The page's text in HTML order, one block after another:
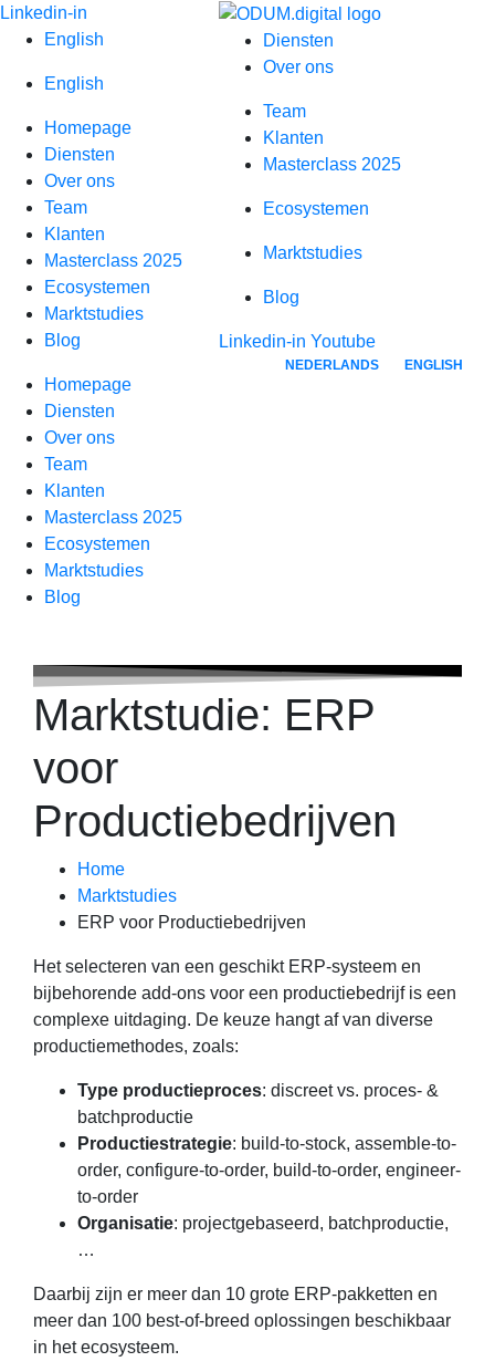
Spring
naar
Diensten
Over ons
Team
Klanten
Masterclass 2025
Ecosystemen
Marktstudies
Blog
Linkedin-in Youtube
NEDERLANDS ENGLISH
Linkedin-in
English
English
Homepage
Diensten
Over ons
Team
Klanten
Masterclass 2025
Ecosystemen
Marktstudies
Blog
Homepage
Diensten
Over ons
Team
Klanten
Masterclass 2025
Ecosystemen
Marktstudies
Blog
Marktstudie: ERP
voor
Productiebedrijven
Home
Marktstudies
ERP voor Productiebedrijven
Het selecteren van een geschikt ERP-systeem en
bijbehorende add-ons voor een productiebedrijf is een
complexe uitdaging. De keuze hangt af van diverse
productiemethodes, zoals:
Type productieproces: discreet vs. proces- &
batchproductie
Productiestrategie: build-to-stock, assemble-to-
order, configure-to-order, build-to-order, engineer-
to-order
Organisatie: projectgebaseerd, batchproductie,
…
Daarbij zijn er meer dan 10 grote ERP-pakketten en
meer dan 100 best-of-breed oplossingen beschikbaar
in het ecosysteem.